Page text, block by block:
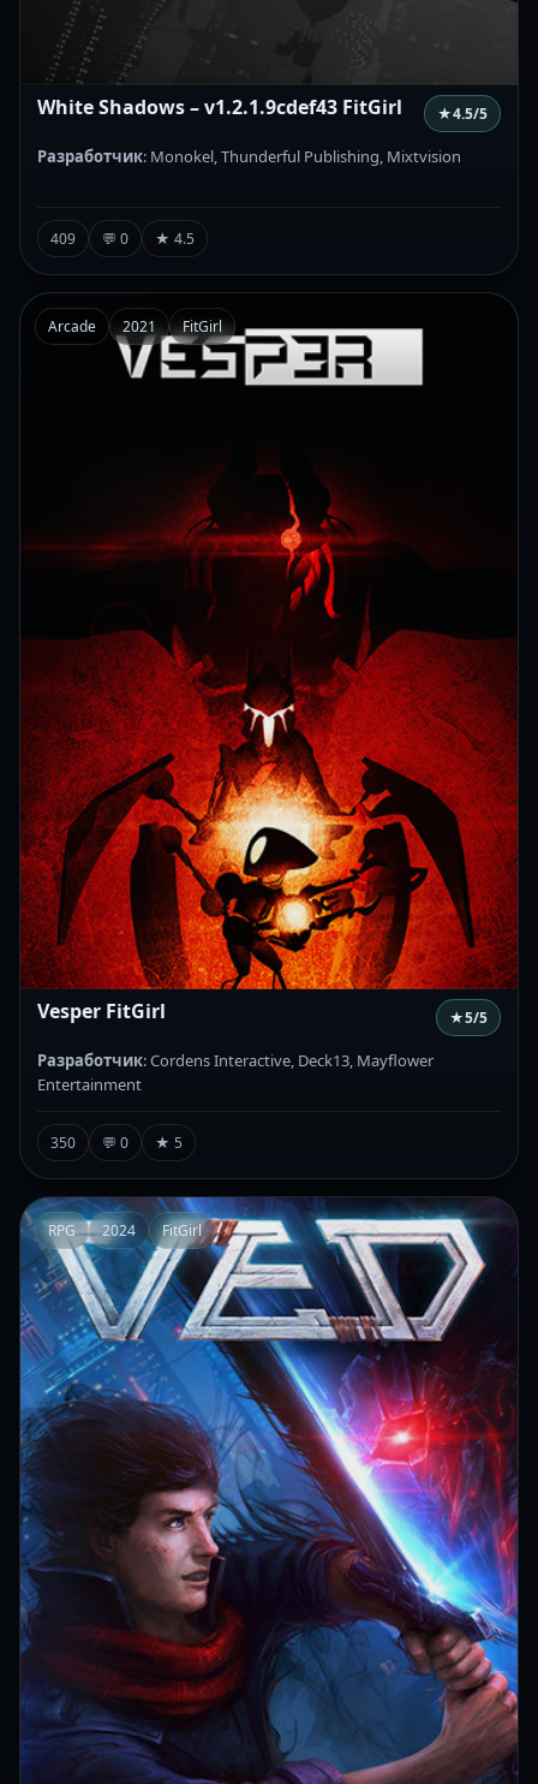
White Shadows – v1.2.1.9cdef43 FitGirl ★4.5/5
Разработчик: Monokel, Thunderful Publishing, Mixtvision
409 💬 0 ★ 4.5
Arcade 2021 FitGirl
Vesper FitGirl ★5/5
Разработчик: Cordens Interactive, Deck13, Mayflower
Entertainment
350 💬 0 ★ 5
RPG 2024 FitGirl